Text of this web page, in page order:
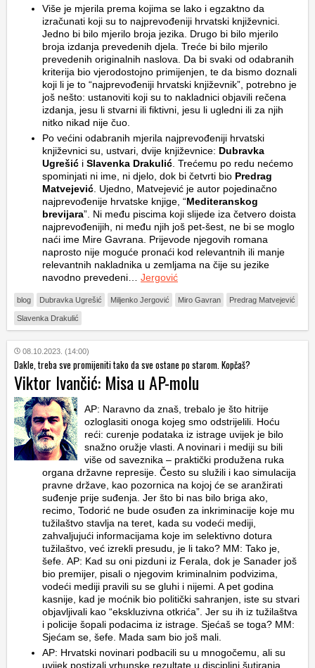
Više je mjerila prema kojima se lako i egzaktno da
izračunati koji su to najprevođeniji hrvatski književnici.
Jedno bi bilo mjerilo broja jezika. Drugo bi bilo mjerilo
broja izdanja prevedenih djela. Treće bi bilo mjerilo
prevedenih originalnih naslova. Da bi svaki od odabranih
kriterija bio vjerodostojno primijenjen, te da bismo doznali
koji li je to “najprevođeniji hrvatski književnik”, potrebno je
još nešto: ustanoviti koji su to nakladnici objavili rečena
izdanja, jesu li stvarni ili fiktivni, jesu li ugledni ili za njih
nitko nikad nije čuo.
Po većini odabranih mjerila najprevođeniji hrvatski
književnici su, ustvari, dvije književnice: Dubravka
Ugrešić i Slavenka Drakulić . Trećemu po redu nećemo
spominjati ni ime, ni djelo, dok bi četvrti bio Predrag
Matvejević . Ujedno, Matvejević je autor pojedinačno
najprevođenije hrvatske knjige, “Mediteranskog
brevijara”. Ni među piscima koji slijede iza četvero doista
najprevođenijih, ni među njih još pet-šest, ne bi se moglo
naći ime Mire Gavrana. Prijevode njegovih romana
naprosto nije moguće pronaći kod relevantnih ili manje
relevantnih nakladnika u zemljama na čije su jezike
navodno prevedeni… Jergović
blog Dubravka Ugrešić Miljenko Jergović Miro Gavran Predrag Matvejević
Slavenka Drakulić
08.10.2023. (14:00)
Dakle, treba sve promijeniti tako da sve ostane po starom. Kopčaš?
Viktor Ivančić: Misa u AP-molu
AP: Naravno da znaš, trebalo je što hitrije
ozloglasiti onoga kojeg smo odstrijelili. Hoću
reći: curenje podataka iz istrage uvijek je bilo
snažno oružje vlasti. A novinari i mediji su bili
više od saveznika – praktički produžena ruka
organa državne represije. Često su služili i kao simulacija
pravne države, kao pozornica na kojoj će se aranžirati
suđenje prije suđenja. Jer što bi nas bilo briga ako,
recimo, Todorić ne bude osuđen za inkriminacije koje mu
tužilaštvo stavlja na teret, kada su vodeći mediji,
zahvaljujući informacijama koje im selektivno dotura
tužilaštvo, već izrekli presudu, je li tako? MM: Tako je,
šefe. AP: Kad su oni pizduni iz Ferala, dok je Sanader još
bio premijer, pisali o njegovim kriminalnim podvizima,
vodeći mediji pravili su se gluhi i nijemi. A pet godina
kasnije, kad je moćnik bio politički sahranjen, iste su stvari
objavljivali kao “ekskluzivna otkrića”. Jer su ih iz tužilaštva
i policije šopali podacima iz istrage. Sjećaš se toga? MM:
Sjećam se, šefe. Mada sam bio još mali.
AP: Hrvatski novinari podbacili su u mnogočemu, ali su
uvijek postizali vrhunske rezultate u disciplini šutiranja